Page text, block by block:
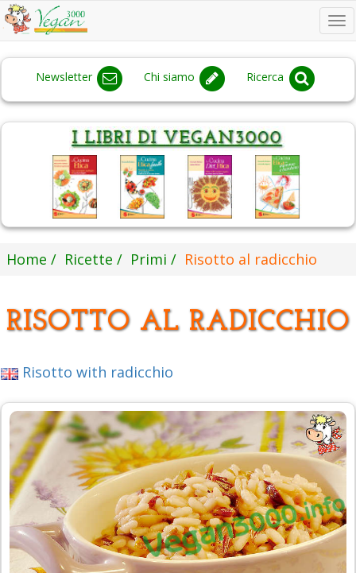
Newsletter Chi siamo Ricerca
Home Ricette Primi Risotto al radicchio
RISOTTO AL RADICCHIO
Risotto with radicchio